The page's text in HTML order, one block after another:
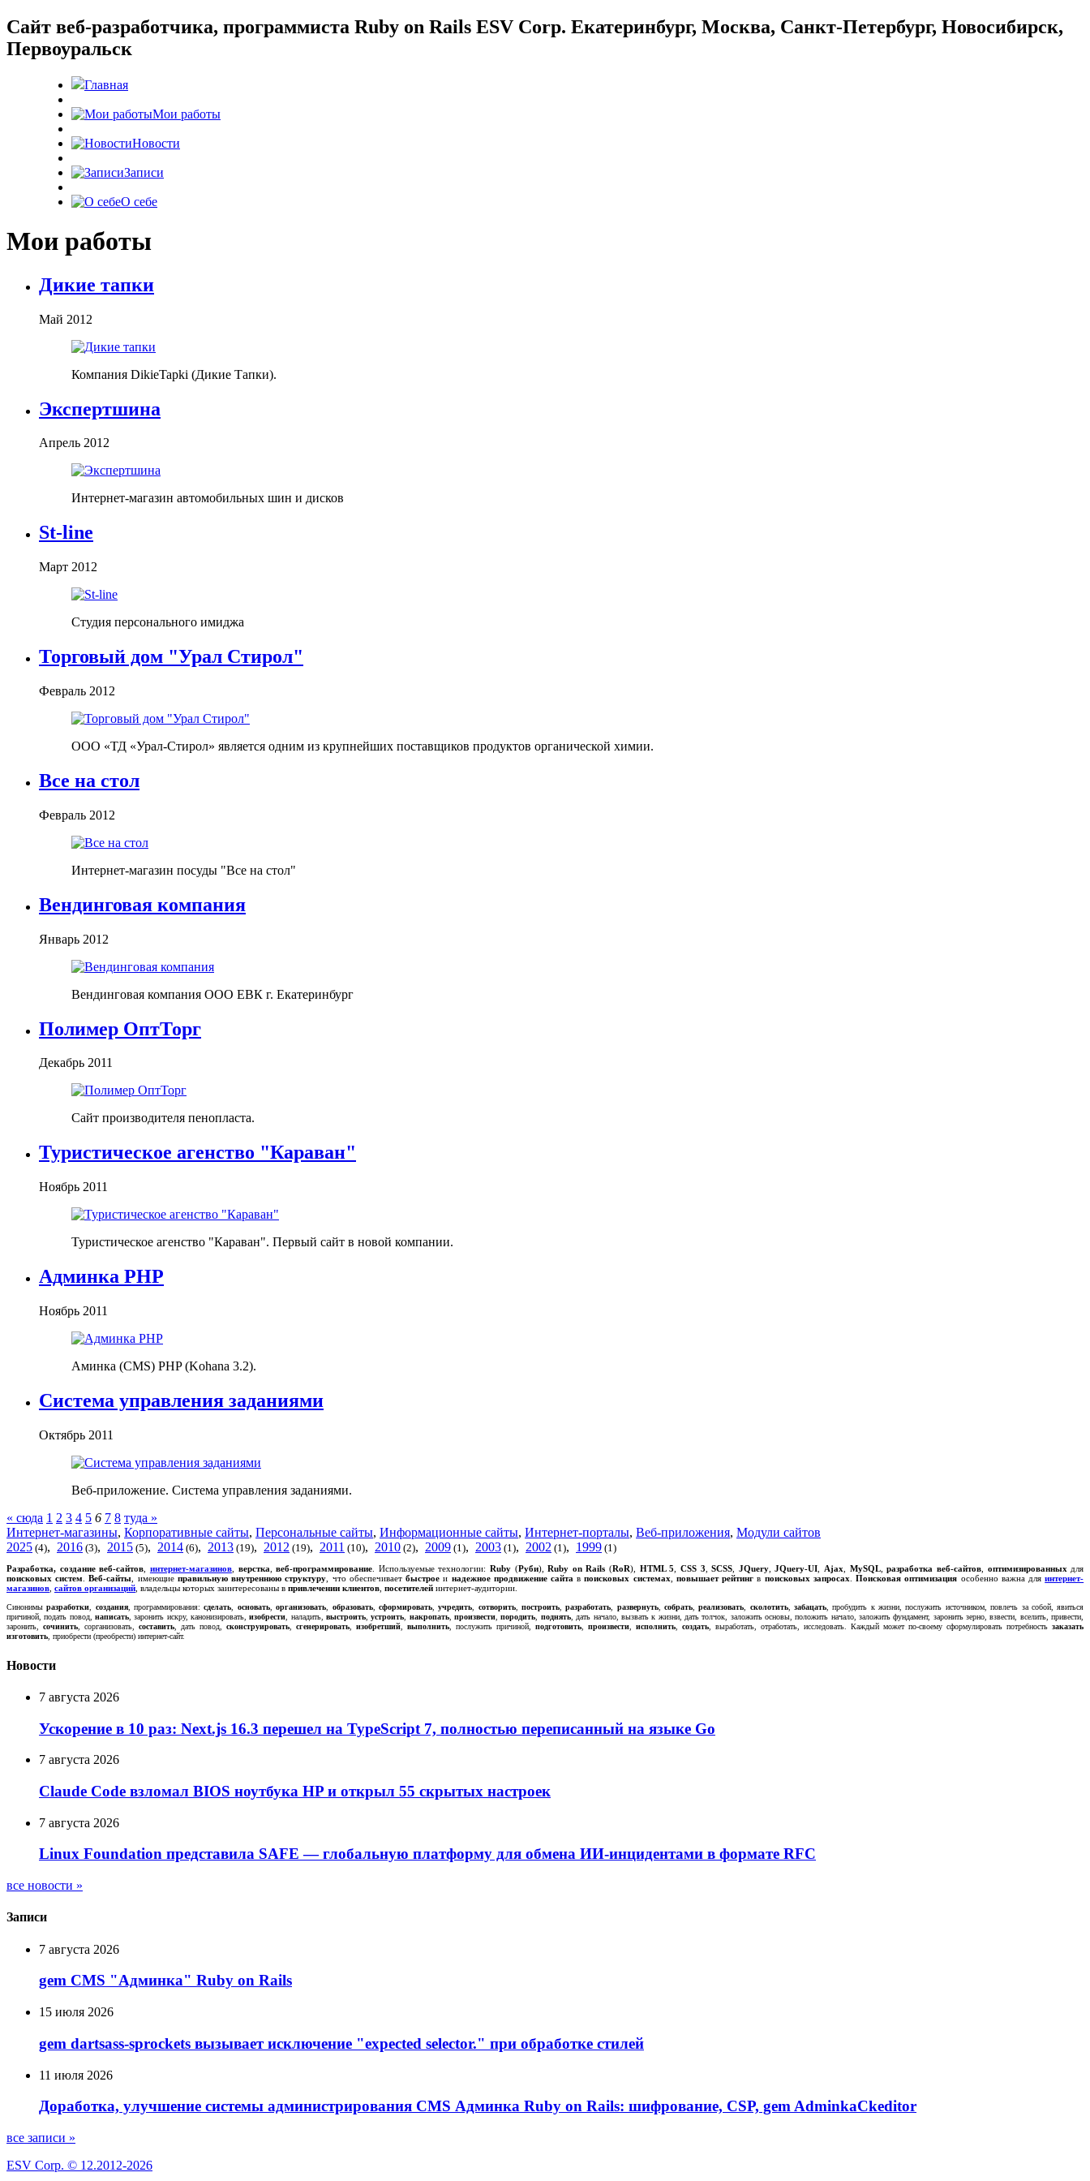
Cайт веб-разработчика, программиста Ruby on Rails ESV Corp. Екатеринбург, Москва, Санкт-Петербург, Новосибирск,
Первоуральск
Главная
Мои работы
Новости
Записи
О себе
Мои работы
Дикие тапки
Май 2012
Компания DikieTapki (Дикие Тапки).
Экспертшина
Апрель 2012
Интернет-магазин автомобильных шин и дисков
St-line
Март 2012
Студия персонального имиджа
Торговый дом "Урал Стирол"
Февраль 2012
ООО «ТД «Урал-Стирол» является одним из крупнейших поставщиков продуктов органической химии.
Все на стол
Февраль 2012
Интернет-магазин посуды "Все на стол"
Вендинговая компания
Январь 2012
Вендинговая компания ООО ЕВК г. Екатеринбург
Полимер ОптТорг
Декабрь 2011
Сайт производителя пенопласта.
Туристическое агенство "Караван"
Ноябрь 2011
Туристическое агенство "Караван". Первый сайт в новой компании.
Админка PHP
Ноябрь 2011
Аминка (CMS) PHP (Kohana 3.2).
Система управления заданиями
Октябрь 2011
Веб-приложение. Система управления заданиями.
« сюда 1 2 3 4 5 6 7 8 туда »
Интернет-магазины, Корпоративные сайты, Персональные сайты, Информационные сайты, Интернет-порталы, Веб-приложения, Модули сайтов
2025 (4), 2016 (3), 2015 (5), 2014 (6), 2013 (19), 2012 (19), 2011 (10), 2010 (2), 2009 (1), 2003 (1), 2002 (1), 1999 (1)
Разработка, создание веб-сайтов интернет-магазинов, верстка ,веб-программирование . Используемые технологии: Ruby(Руби),Ruby on Rails (RoR), HTML 5 CSS 3 ,SCSS JQuery,JQuery-UI Ajax MySQL,разработка веб-сайтов, оптимизированных для
поисковых систем
.Веб-сайты , имеющие правильную внутреннюю структуру , что обеспечиваетбыстрое и надежное продвижение сайта впоисковых системах повышает рейтинг в поисковых запросах .Поисковая оптимизация особенно важна для интернет-
магазинов сайтов организаций , владельцы которых заинтересованы в привлечении клиентов посетителей интернет-аудитории.
Синонимыразработки, создания, программирования:сделать, основать,организовать, образовать, сформировать,учредить, сотворить, построить,разработать, развернуть,собрать,реализовать, сколотить,забацать, пробудить к жизни, послужить источником, повлечь за собой, явиться
причиной, подать повод,написать, заронить искру, канонизировать,изобрести, наладить,выстроить,устроить, накропать,произвести,породить, поднять, дать начало, вызвать к жизни, дать толчок, заложить основы, положить начало, заложить фундамент, заронить зерно, взвести, вселить, привести,
заронить, сочинить, сорганизовать, составить, дать повод, сконструировать, сгенерировать, изобретший, выполнить, послужить причиной, подготовить, произвести, исполнить, создать, выработать, отработать, исследовать. Каждый может по-своему сформулировать потребность заказать
изготовить, приобрести (преобрести) интернет-сайт.
Новости
7 августа 2026
Ускорение в 10 раз: Next.js 16.3 перешел на TypeScript 7, полностью переписанный на языке Go
7 августа 2026
Claude Code взломал BIOS ноутбука HP и открыл 55 скрытых настроек
7 августа 2026
Linux Foundation представила SAFE — глобальную платформу для обмена ИИ-инцидентами в формате RFC
все новости »
Записи
7 августа 2026
gem CMS "Админка" Ruby on Rails
15 июля 2026
gem dartsass-sprockets вызывает исключение "expected selector." при обработке стилей
11 июля 2026
Доработка, улучшение системы администрирования CMS Админка Ruby on Rails: шифрование, CSP, gem AdminkaCkeditor
все записи »
ESV Corp. © 12.2012-2026